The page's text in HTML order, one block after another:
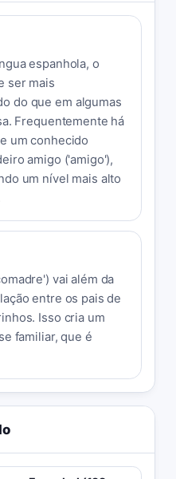
espanhola, o
ser mais
do que em algumas
Frequentemente há
um conhecido
amigo ('amigo'),
um nível mais alto
vai além da
entre os pais de
Isso cria um
familiar, que é